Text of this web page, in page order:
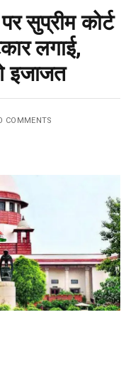
सुप्रीम कोर्ट
लगाई,
इजाजत
COMMENTS